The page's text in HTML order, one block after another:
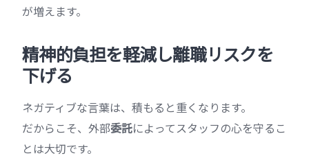
が増えます。
精神的負担を軽減し離職リスクを
下げる
ネガティブな言葉は、積もると重くなります。
だからこそ、外部委託によってスタッフの心を守るこ
とは大切です。